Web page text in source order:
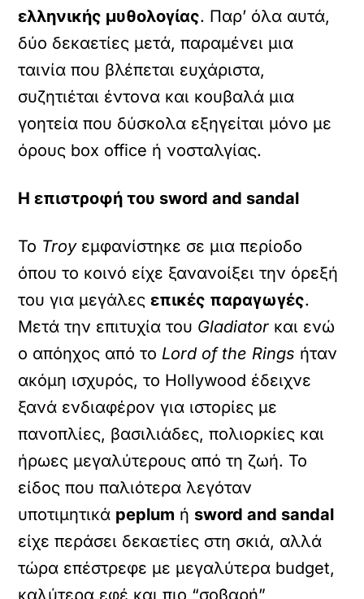
ελληνικής μυθολογίας. Παρ’ όλα αυτά,
δύο δεκαετίες μετά, παραμένει μια
ταινία που βλέπεται ευχάριστα,
συζητιέται έντονα και κουβαλά μια
γοητεία που δύσκολα εξηγείται μόνο με
όρους box office ή νοσταλγίας.
Η επιστροφή του sword and sandal
Το Troyεμφανίστηκε σε μια περίοδο
όπου το κοινό είχε ξανανοίξει την όρεξή
του για μεγάλεςεπικές παραγωγές.
Μετά την επιτυχία του Gladiator και ενώ
ο απόηχος από το Lord of the Rings ήταν
ακόμη ισχυρός, το Hollywood έδειχνε
ξανά ενδιαφέρον για ιστορίες με
πανοπλίες, βασιλιάδες, πολιορκίες και
ήρωες μεγαλύτερους από τη ζωή. Το
είδος που παλιότερα λεγόταν
υποτιμητικά peplum ήsword and sandal
είχε περάσει δεκαετίες στη σκιά, αλλά
τώρα επέστρεφε με μεγαλύτερα budget,
καλύτερα εφέ και πιο “σοβαρή”